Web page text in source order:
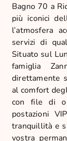
Bagno 70 a
più iconici
l’atmosfera
servizi di
Situato sul
famiglia
direttamente
al comfort
con file di
postazioni
tranquillità e
vostra